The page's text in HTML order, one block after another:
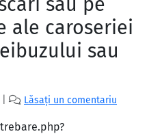
ale caroseriei
sau
Lăsați un comentariu